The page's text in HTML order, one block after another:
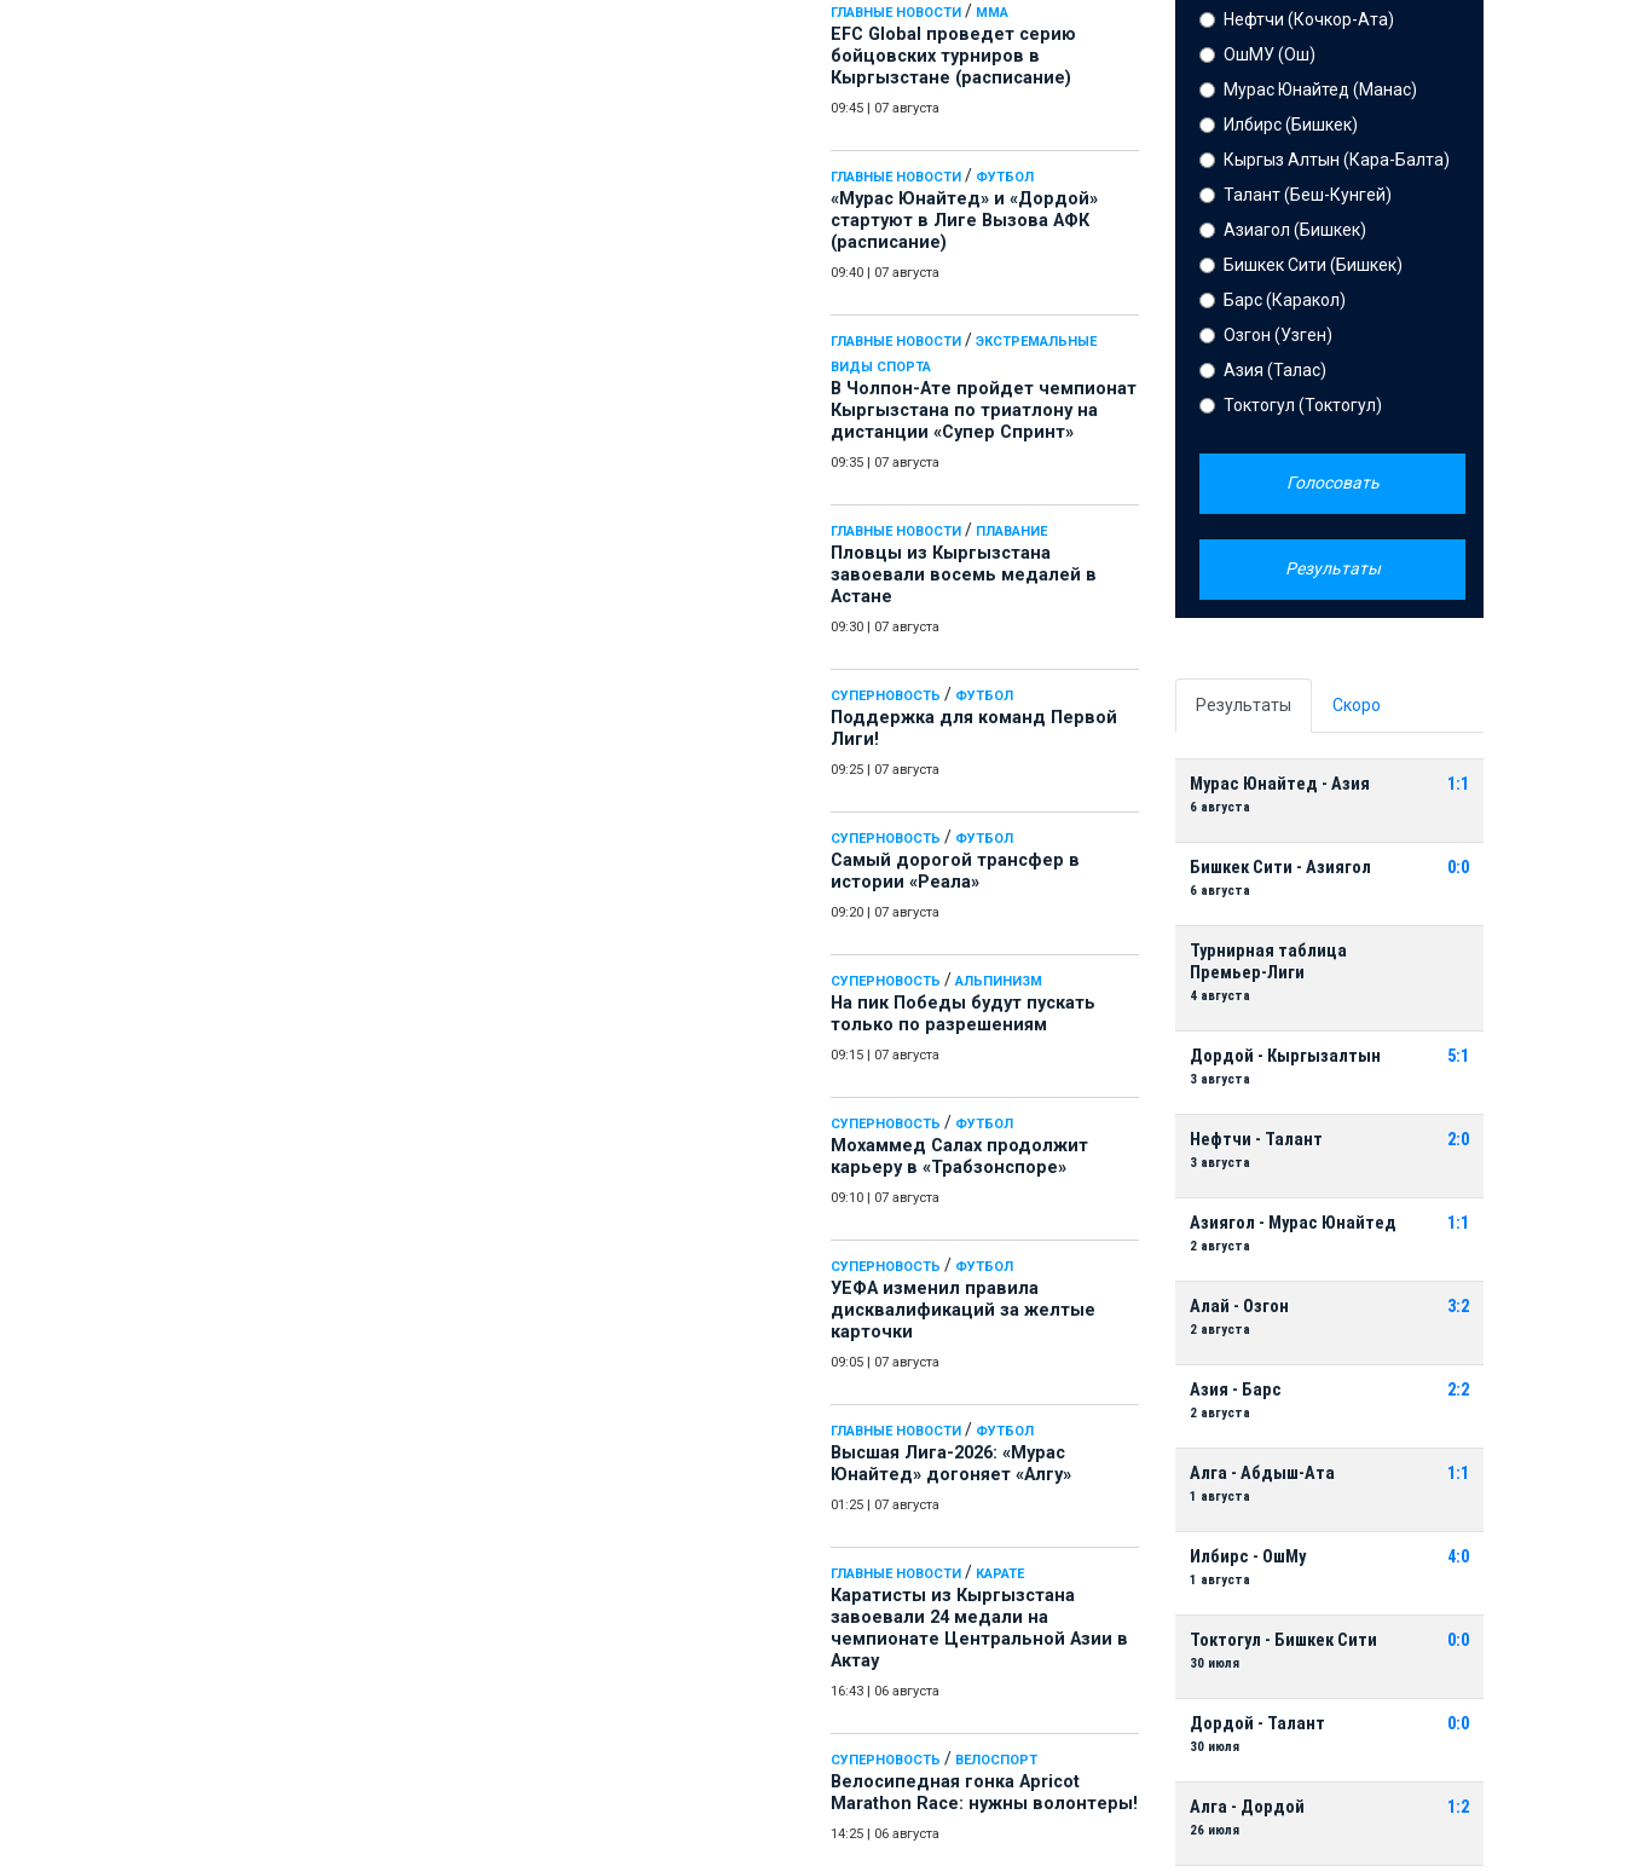
ГЛАВНЫЕ НОВОСТИ / ММА
EFC Global проведет серию
бойцовских турниров в
Кыргызстане (расписание)
09:45 07 августа
ГЛАВНЫЕ НОВОСТИ / ФУТБОЛ
«Мурас Юнайтед» и «Дордой»
стартуют в Лиге Вызова АФК
(расписание)
09:40 07 августа
ГЛАВНЫЕ НОВОСТИ / ЭКСТРЕМАЛЬНЫЕ
ВИДЫ СПОРТА
В Чолпон-Ате пройдет чемпионат
Кыргызстана по триатлону на
дистанции «Супер Спринт»
09:35 07 августа
ГЛАВНЫЕ НОВОСТИ / ПЛАВАНИЕ
Пловцы из Кыргызстана
завоевали восемь медалей в
Астане
09:30 07 августа
СУПЕРНОВОСТЬ / ФУТБОЛ
Поддержка для команд Первой
Лиги!
09:25 07 августа
СУПЕРНОВОСТЬ / ФУТБОЛ
Самый дорогой трансфер в
истории «Реала»
09:20 07 августа
СУПЕРНОВОСТЬ / АЛЬПИНИЗМ
На пик Победы будут пускать
только по разрешениям
09:15 07 августа
СУПЕРНОВОСТЬ / ФУТБОЛ
Мохаммед Салах продолжит
карьеру в «Трабзонспоре»
09:10 07 августа
СУПЕРНОВОСТЬ / ФУТБОЛ
УЕФА изменил правила
дисквалификаций за желтые
карточки
09:05 07 августа
ГЛАВНЫЕ НОВОСТИ / ФУТБОЛ
Высшая Лига-2026: «Мурас
Юнайтед» догоняет «Алгу»
01:25 07 августа
ГЛАВНЫЕ НОВОСТИ / КАРАТЕ
Каратисты из Кыргызстана
завоевали 24 медали на
чемпионате Центральной Азии в
Актау
16:43 06 августа
СУПЕРНОВОСТЬ / ВЕЛОСПОРТ
Велосипедная гонка Apricot
Marathon Race: нужны волонтеры!
14:25 06 августа
Нефтчи (Кочкор-Ата)
ОшМУ (Ош)
Мурас Юнайтед (Манас)
Илбирс (Бишкек)
Кыргыз Алтын (Кара-Балта)
Талант (Беш-Кунгей)
Азиагол (Бишкек)
Бишкек Сити (Бишкек)
Барс (Каракол)
Озгон (Узген)
Азия (Талас)
Токтогул (Токтогул)
Голосовать
Результаты
Результаты Скоро
Мурас Юнайтед - Азия
6 августа
1:1
Бишкек Сити - Азиягол
6 августа
0:0
Турнирная таблица
Премьер-Лиги
4 августа
Дордой - Кыргызалтын
3 августа
5:1
Нефтчи - Талант
3 августа
2:0
Азиягол - Мурас Юнайтед
2 августа
1:1
Алай - Озгон
2 августа
3:2
Азия - Барс
2 августа
2:2
Алга - Абдыш-Ата
1 августа
1:1
Илбирс - ОшМу
1 августа
4:0
Токтогул - Бишкек Сити
30 июля
0:0
Дордой - Талант
30 июля
0:0
Алга - Дордой
26 июля
1:2